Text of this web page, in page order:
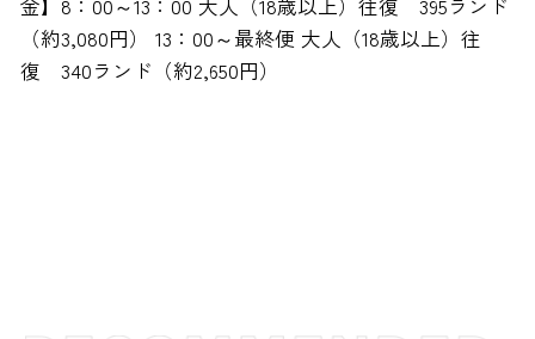
（約3,080円） 13：00～最終便 大人（18歳以上）往
復 340ランド（約2,650円）